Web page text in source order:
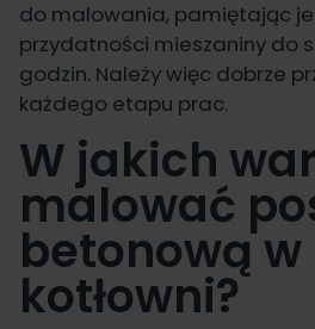
do malowania, pamiętając
przydatności mieszaniny do
godzin. Należy więc dobrze
każdego etapu prac.
W jakich
malować
betonową w
kotłowni?